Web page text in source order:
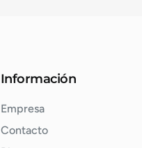
Información
Empresa
Contacto